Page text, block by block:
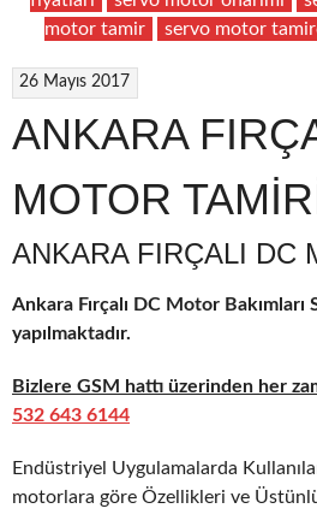
motor tamir
servo motor
26 Mayıs 2017
ANKARA
MOTOR
ANKARA FIRÇALI DC
Ankara Fırçalı DC Motor
yapılmaktadır.
Bizlere GSM hattı üzerinden her
532 643 6144
Endüstriyel Uygulamalarda
motorlara göre Özellikleri ve